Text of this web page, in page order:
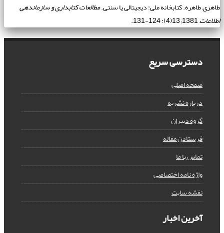
طاهری, طاهره. کتابخانه ملی: دیجیتالی یا سنتی.مطالعات کتابداری و سازماندهی
اطلاعات, 1381; 13(4): 124-131.
دسترسی سریع
صفحه اصلی
درباره نشریه
گروه دبیران
فرستادن مقاله
تماس با ما
واژه نامه اختصاصی
نقشه سایت
آخرین اخبار